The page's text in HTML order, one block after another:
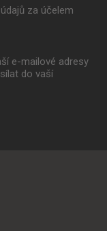
za účelem
e-mailové adresy
do vaší